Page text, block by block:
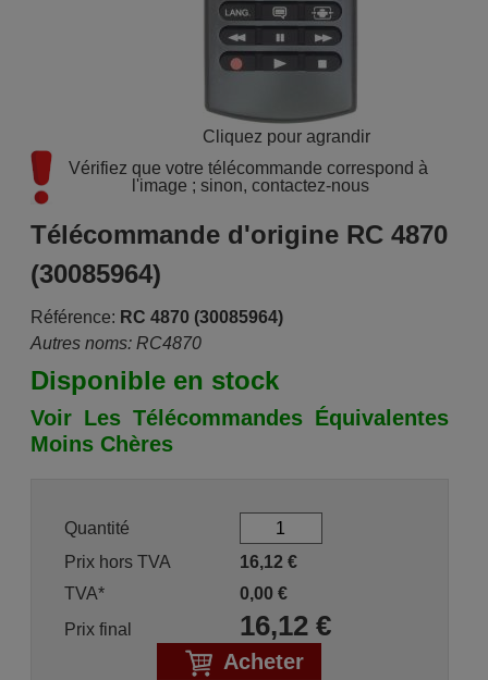
Cliquez pour agrandir
Vérifiez que votre télécommande correspond à
l'image ; sinon, contactez-nous
Télécommande d'origine RC 4870
(30085964)
Référence: RC 4870 (30085964)
Autres noms: RC4870
Disponible en stock
Voir Les Télécommandes Équivalentes
Moins Chères
Quantité
Prix hors TVA
16,12 €
TVA*
0,00 €
Prix final
16,12€
Acheter